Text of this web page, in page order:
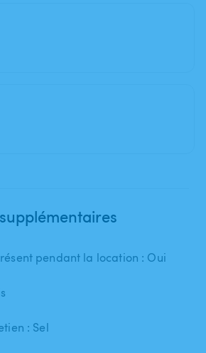
pendant la location : Oui
: Sel